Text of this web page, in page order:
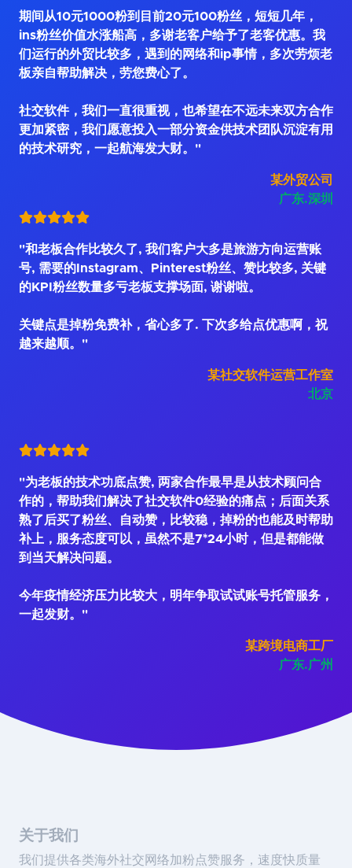
期间从10元1000粉到目前20元100粉丝，短短几年，
ins粉丝价值水涨船高，多谢老客户给予了老客优惠。我
们运行的外贸比较多，遇到的网络和ip事情，多次劳烦老
板亲自帮助解决，劳您费心了。
社交软件，我们一直很重视，也希望在不远未来双方合作
更加紧密，我们愿意投入一部分资金供技术团队沉淀有用
的技术研究，一起航海发大财。"
某外贸公司
广东.深圳
"和老板合作比较久了, 我们客户大多是旅游方向运营账
号, 需要的Instagram、Pinterest粉丝、赞比较多, 关键
的KPI粉丝数量多亏老板支撑场面, 谢谢啦。
关键点是掉粉免费补，省心多了. 下次多给点优惠啊，祝
越来越顺。"
某社交软件运营工作室
北京
"为老板的技术功底点赞, 两家合作最早是从技术顾问合
作的，帮助我们解决了社交软件0经验的痛点；后面关系
熟了后买了粉丝、自动赞，比较稳，掉粉的也能及时帮助
补上，服务态度可以，虽然不是7*24小时，但是都能做
到当天解决问题。
今年疫情经济压力比较大，明年争取试试账号托管服务，
一起发财。"
某跨境电商工厂
广东.广州
关于我们
我们提供各类海外社交网络加粉点赞服务，速度快质量